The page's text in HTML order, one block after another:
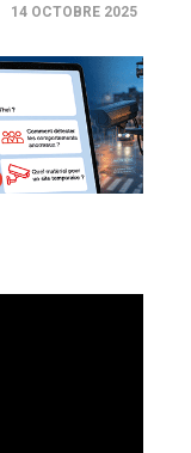
14 OCTOBRE 2025